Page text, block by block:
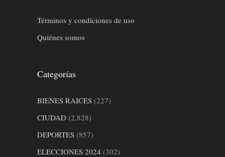
Términos y condiciones de uso
Quiénes somos
Categorías
BIENES RAICES (227)
CIUDAD (2,828)
DEPORTES (857)
ELECCIONES 2024 (302)